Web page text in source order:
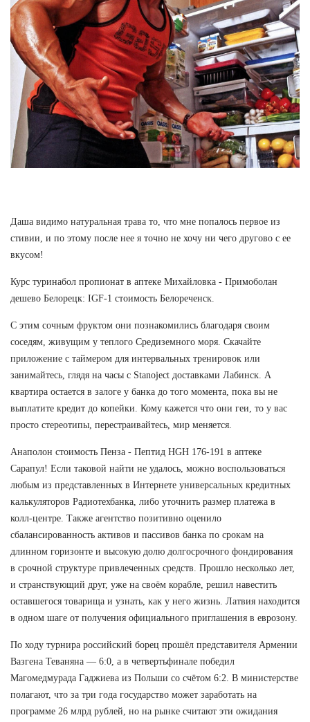
Даша видимо натуральная трава то, что мне попалось первое из
стивии, и по этому после нее я точно не хочу ни чего другово с ее
вкусом!
Курс туринабол пропионат в аптеке Михайловка - Примоболан
дешево Белорецк: IGF-1 стоимость Белореченск.
С этим сочным фруктом они познакомились благодаря своим
соседям, живущим у теплого Средиземного моря. Скачайте
приложение с таймером для интервальных тренировок или
занимайтесь, глядя на часы с Stanoject доставками Лабинск. А
квартира остается в залоге у банка до того момента, пока вы не
выплатите кредит до копейки. Кому кажется что они геи, то у вас
просто стереотипы, перестраивайтесь, мир меняется.
Анаполон стоимость Пенза - Пептид HGH 176-191 в аптеке
Сарапул! Если таковой найти не удалось, можно воспользоваться
любым из представленных в Интернете универсальных кредитных
калькуляторов Радиотехбанка, либо уточнить размер платежа в
колл-центре. Также агентство позитивно оценило
сбалансированность активов и пассивов банка по срокам на
длинном горизонте и высокую долю долгосрочного фондирования
в срочной структуре привлеченных средств. Прошло несколько лет,
и странствующий друг, уже на своём корабле, решил навестить
оставшегося товарища и узнать, как у него жизнь. Латвия находится
в одном шаге от получения официального приглашения в еврозону.
По ходу турнира российский борец прошёл представителя Армении
Вазгена Теваняна — 6:0, а в четвертьфинале победил
Магомедмурада Гаджиева из Польши со счётом 6:2. В министерстве
полагают, что за три года государство может заработать на
программе 26 млрд рублей, но на рынке считают эти ожидания